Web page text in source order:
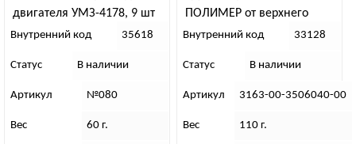
двигателя УМЗ-4178, 9 шт
(АДС)
Внутренний код 35618
Статус В наличии
Артикул №080
Вес 60 г.
ПОЛИМЕР от верхнего
шланга АБС d-5
Внутренний код 33128
Статус В наличии
Артикул 3163-00-3506040-00
Вес 110 г.